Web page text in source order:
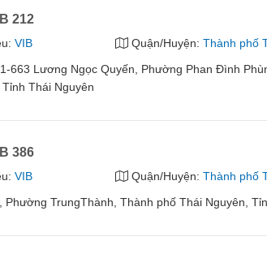
212
VIB Quận/Huyện: Thành phố
663 Lương Ngọc Quyến, Phường Phan Đình
Thái Nguyên
386
VIB Quận/Huyện: Thành phố
Phường TrungThành, Thành phố Thái Nguyên,